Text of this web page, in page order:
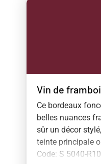
Vin de
Ce bordeaux
belles nuances
sûr un décor
teinte principale
Code: S 5040-